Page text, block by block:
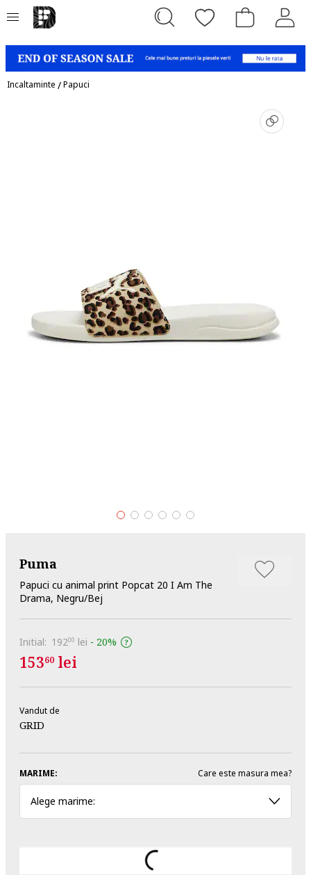
Incaltaminte /Papuci
Puma
Papuci cu animal print Popcat 20 I Am The
Drama, Negru/Bej
Initial: 19200 lei - 20%
15360 lei
Vandut de
GRID
MARIME: Care este masura mea?
Alege marime: